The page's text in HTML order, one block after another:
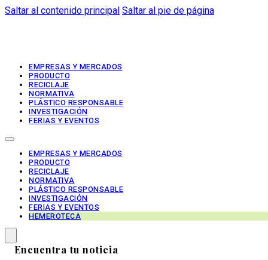
Saltar al contenido principal Saltar al pie de página
EMPRESAS Y MERCADOS
PRODUCTO
RECICLAJE
NORMATIVA
PLÁSTICO RESPONSABLE
INVESTIGACIÓN
FERIAS Y EVENTOS
EMPRESAS Y MERCADOS
PRODUCTO
RECICLAJE
NORMATIVA
PLÁSTICO RESPONSABLE
INVESTIGACIÓN
FERIAS Y EVENTOS
HEMEROTECA
Encuentra tu noticia